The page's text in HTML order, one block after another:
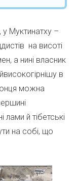
у Муктинатху –
на висоті
а нині власник
в
можна
лами й тібетські
на собі, що